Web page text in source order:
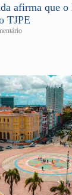
afirma que o
TJPE